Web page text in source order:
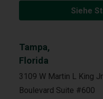
Siehe
Tampa,
Florida
3109 W Martin L King Jr
Boulevard Suite #600